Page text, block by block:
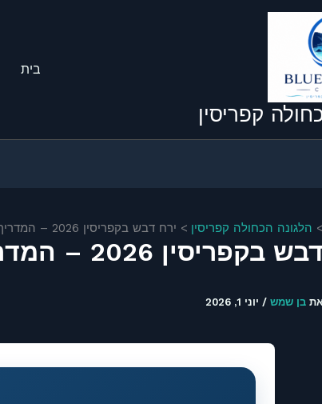
קפריסין
בית
הלגונה הכחולה קפריסין ירח דבש בקפריסין 2026 – המדריך השלם לחופשה רומנטית מושלמת
2026 – המדריך השלם לחופשה רומנטית מושלמת
בן שמש / יוני 1, 2026